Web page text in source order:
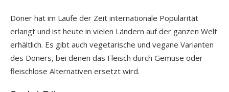
Döner hat im Laufe der Zeit internationale Popularität
erlangt und ist heute in vielen Ländern auf der ganzen Welt
erhältlich. Es gibt auch vegetarische und vegane Varianten
des Döners, bei denen das Fleisch durch Gemüse oder
fleischlose Alternativen ersetzt wird.